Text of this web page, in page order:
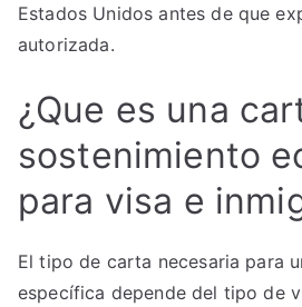
Estados Unidos antes de que
autorizada.
¿Que es una
sostenimiento
para visa e
El tipo de carta necesaria para
específica depende del tipo de